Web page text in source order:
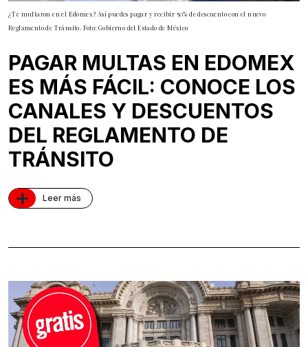
¿Te multaron en el Edomex? Así puedes pagar y recibir 50% de descuento con el nuevo
Reglamento de Tránsito. Foto: Gobierno del Estado de México
PAGAR MULTAS EN EDOMEX
ES MÁS FÁCIL: CONOCE LOS
CANALES Y DESCUENTOS
DEL REGLAMENTO DE
TRÁNSITO
+ Leer más